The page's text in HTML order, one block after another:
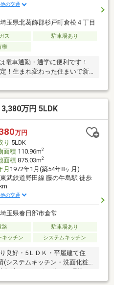
の交通
埼玉県北葛飾郡杉戸町倉松４丁目
ス
駐車場あり
権
電車通勤・通学に便利です！
！生まれ変わった住まいで新
万円 5LDK
万円
り 5LDK
面積110.96m2
面積875.03m2
月 1972年1月(築54年8ヶ月)
東武鉄道野田線 藤の牛島駅 徒歩
の交通
埼玉県春日部市倉常
路
駐車場あり
キッチン システムキッチン
良好・5ＬＤＫ・平屋建て住
(システムキッチン・洗面化粧
(車種による)！静かな環境で